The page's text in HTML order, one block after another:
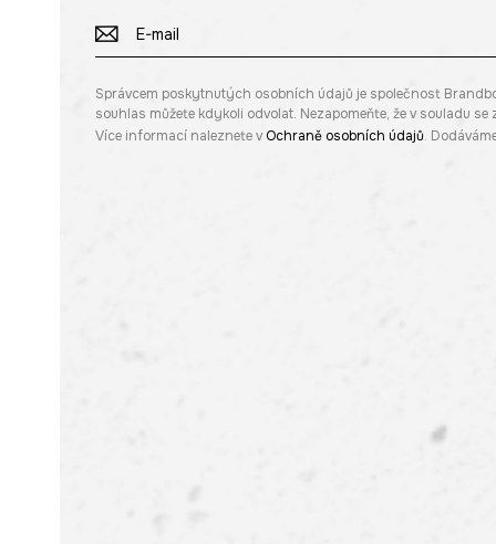
Správcem poskytnutých osobních údajů je společnost
souhlas můžete kdykoli odvolat. Nezapomeňte, že v souladu
Více informací naleznete v Ochraně osobních údajů.